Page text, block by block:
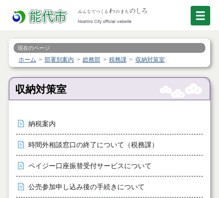
現在のページ
ホーム 部署別案内 総務部 税務課 収納対策室
収納対策室
納税案内
時間外相談窓口の終了について（税務課）
ペイジー口座振替受付サービスについて
公売参加申し込み後の手続きについて